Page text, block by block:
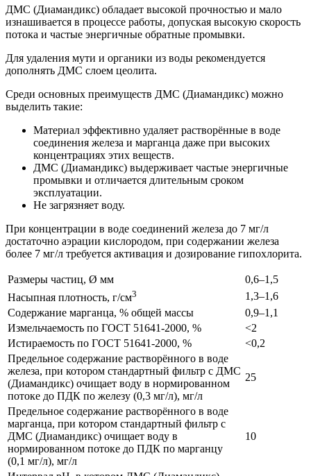
ДМС (Диамандикс) обладает высокой прочностью и мало
изнашивается в процессе работы, допуская высокую скорость
потока и частые энергичные обратные промывки.
Для удаления мути и органики из воды рекомендуется
дополнять ДМС слоем цеолита.
Среди основных преимуществ ДМС (Диамандикс) можно
выделить такие:
Материал эффективно удаляет растворённые в воде
соединения железа и марганца даже при высоких
концентрациях этих веществ.
ДМС (Диамандикс) выдерживает частые энергичные
промывки и отличается длительным сроком
эксплуатации.
Не загрязняет воду.
При концентрации в воде соединений железа до 7 мг/л
достаточно аэрации кислородом, при содержании железа
более 7 мг/л требуется активация и дозирование гипохлорита.
Размеры частиц, Ø мм
0,6–1,5
Насыпная плотность, г/см3
1,3–1,6
Содержание марганца, % общей массы
0,9–1,1
Измельчаемость по ГОСТ 51641-2000, %
<2
Истираемость по ГОСТ 51641-2000, %
<0,2
Предельное содержание растворённого в воде
железа, при котором стандартный фильтр с ДМС
(Диамандикс) очищает воду в нормированном
потоке до ПДК по железу (0,3 мг/л), мг/л
25
Предельное содержание растворённого в воде
марганца, при котором стандартный фильтр с
ДМС (Диамандикс) очищает воду в
нормированном потоке до ПДК по марганцу
(0,1 мг/л), мг/л
10